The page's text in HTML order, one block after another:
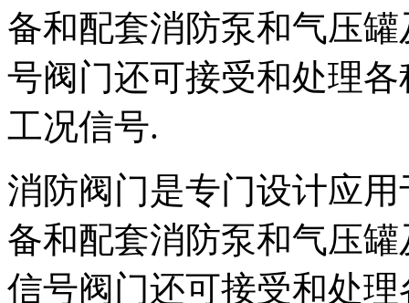
备和配套消防泵和气压
号阀门还可接受和处理
工况信号.
消防阀门是专门设计应
备和配套消防泵和气压
信号阀门还可接受和处